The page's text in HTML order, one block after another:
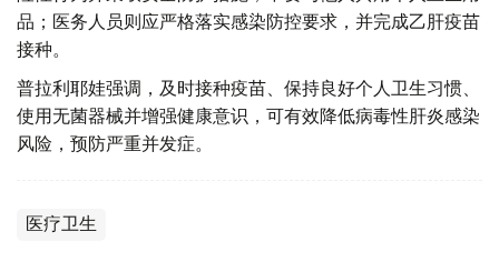
品；医务人员则应严格落实感染防控要求，并完成乙肝疫苗
接种。
普拉利耶娃强调，及时接种疫苗、保持良好个人卫生习惯、
使用无菌器械并增强健康意识，可有效降低病毒性肝炎感染
风险，预防严重并发症。
医疗卫生